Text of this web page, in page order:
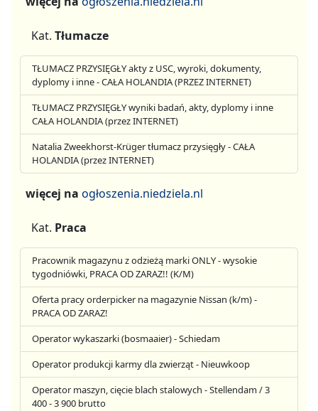
Kat. Tłumacze
TŁUMACZ PRZYSIĘGŁY akty z USC, wyroki, dokumenty,
dyplomy i inne - CAŁA HOLANDIA (PRZEZ INTERNET)
TŁUMACZ PRZYSIĘGŁY wyniki badań, akty, dyplomy i inne
CAŁA HOLANDIA (przez INTERNET)
Natalia Zweekhorst-Krüger tłumacz przysięgły - CAŁA
HOLANDIA (przez INTERNET)
więcej na ogłoszenia.niedziela.nl
Kat. Praca
Pracownik magazynu z odzieżą marki ONLY - wysokie
tygodniówki, PRACA OD ZARAZ!! (K/M)
Oferta pracy orderpicker na magazynie Nissan (k/m) -
PRACA OD ZARAZ!
Operator wykaszarki (bosmaaier) - Schiedam
Operator produkcji karmy dla zwierząt - Nieuwkoop
Operator maszyn, cięcie blach stalowych - Stellendam / 3
400 - 3 900 brutto